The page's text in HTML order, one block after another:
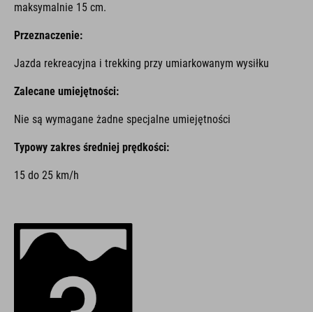
maksymalnie 15 cm.
Przeznaczenie:
Jazda rekreacyjna i trekking przy umiarkowanym wysiłku
Zalecane umiejętności:
Nie są wymagane żadne specjalne umiejętności
Typowy zakres średniej prędkości:
15 do 25 km/h